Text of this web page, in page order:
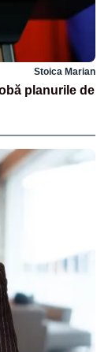
Stoica Marian
planurile de